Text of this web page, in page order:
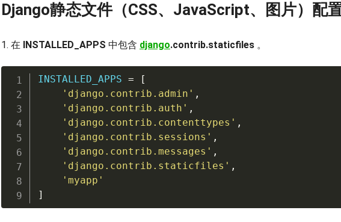
Django静态文件（CSS、JavaScript、图片）配
1. 在 INSTALLED_APPS 中包含 django.contrib.staticfiles 。
INSTALLED_APPS =
[
'django.contrib.admin' ,
'django.contrib.auth' ,
'django.contrib.contenttypes' ,
'django.contrib.sessions' ,
'django.contrib.messages' ,
'django.contrib.staticfiles' ,
'myapp'
]